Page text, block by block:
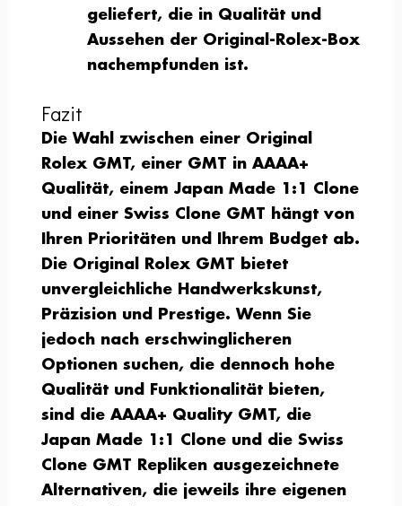
geliefert, die in Qualität und
Aussehen der Original-Rolex-Box
nachempfunden ist.
Fazit
Die Wahl zwischen einer Original
Rolex GMT, einer GMT in AAAA+
Qualität, einem Japan Made 1:1 Clone
und einer Swiss Clone GMT hängt von
Ihren Prioritäten und Ihrem Budget ab.
Die Original Rolex GMT bietet
unvergleichliche Handwerkskunst,
Präzision und Prestige. Wenn Sie
jedoch nach erschwinglicheren
Optionen suchen, die dennoch hohe
Qualität und Funktionalität bieten,
sind die AAAA+ Quality GMT, die
Japan Made 1:1 Clone und die Swiss
Clone GMT Repliken ausgezeichnete
Alternativen, die jeweils ihre eigenen